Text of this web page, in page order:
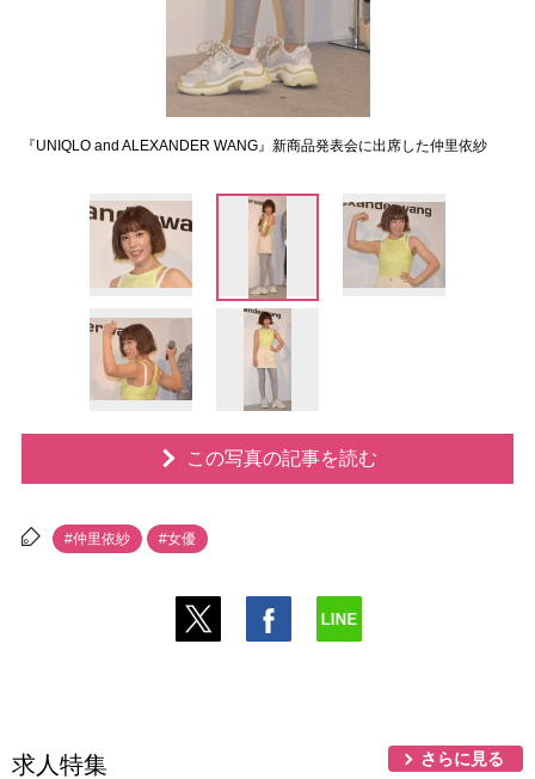
『UNIQLO and ALEXANDER WANG』新商品発表会に出席した仲里依紗
この写真の記事を読む
#仲里依紗 #女優
求人特集 さらに見る